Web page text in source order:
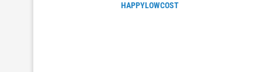
HAPPYLOWCOST